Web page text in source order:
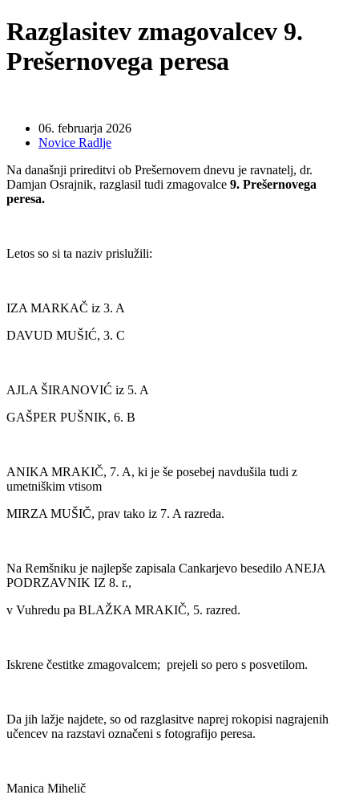
Razglasitev zmagovalcev 9.
Prešernovega peresa
06. februarja 2026
Novice Radlje
Na današnji prireditvi ob Prešernovem dnevu je ravnatelj, dr.
Damjan Osrajnik, razglasil tudi zmagovalce 9. Prešernovega
peresa.
Letos so si ta naziv prislužili:
IZA MARKAČ iz 3. A
DAVUD MUŠIĆ, 3. C
AJLA ŠIRANOVIĆ iz 5. A
GAŠPER PUŠNIK, 6. B
ANIKA MRAKIČ, 7. A, ki je še posebej navdušila tudi z
umetniškim vtisom
MIRZA MUŠIČ, prav tako iz 7. A razreda.
Na Remšniku je najlepše zapisala Cankarjevo besedilo ANEJA
PODRZAVNIK IZ 8. r.,
v Vuhredu pa BLAŽKA MRAKIČ, 5. razred.
Iskrene čestitke zmagovalcem; prejeli so pero s posvetilom.
Da jih lažje najdete, so od razglasitve naprej rokopisi nagrajenih
učencev na razstavi označeni s fotografijo peresa.
Manica Mihelič